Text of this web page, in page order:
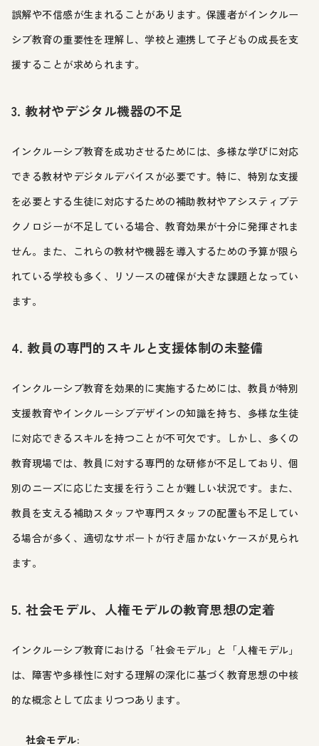
誤解や不信感が生まれることがあります。保護者がインクルー
シブ教育の重要性を理解し、学校と連携して子どもの成長を支
援することが求められます。
3. 教材やデジタル機器の不足
インクルーシブ教育を成功させるためには、多様な学びに対応
できる教材やデジタルデバイスが必要です。特に、特別な支援
を必要とする生徒に対応するための補助教材やアシスティブテ
クノロジーが不足している場合、教育効果が十分に発揮されま
せん。また、これらの教材や機器を導入するための予算が限ら
れている学校も多く、リソースの確保が大きな課題となってい
ます。
4. 教員の専門的スキルと支援体制の未整備
インクルーシブ教育を効果的に実施するためには、教員が特別
支援教育やインクルーシブデザインの知識を持ち、多様な生徒
に対応できるスキルを持つことが不可欠です。しかし、多くの
教育現場では、教員に対する専門的な研修が不足しており、個
別のニーズに応じた支援を行うことが難しい状況です。また、
教員を支える補助スタッフや専門スタッフの配置も不足してい
る場合が多く、適切なサポートが行き届かないケースが見られ
ます。
5. 社会モデル、人権モデルの教育思想の定着
インクルーシブ教育における「社会モデル」と「人権モデル」
は、障害や多様性に対する理解の深化に基づく教育思想の中核
的な概念として広まりつつあります。
社会モデル: